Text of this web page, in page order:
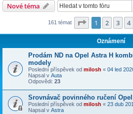
Nové téma
161 témat Stránka z
1 2 3 4
Oznámení
Prodám ND na Opel Astra H
modely
Poslední příspěvek od milosh « 04 led
Napsal v Auta
Odpovědi: 23
Srovnávač povinného ručení Opel
Poslední příspěvek od milosh « 23 dub
Napsal v Astra